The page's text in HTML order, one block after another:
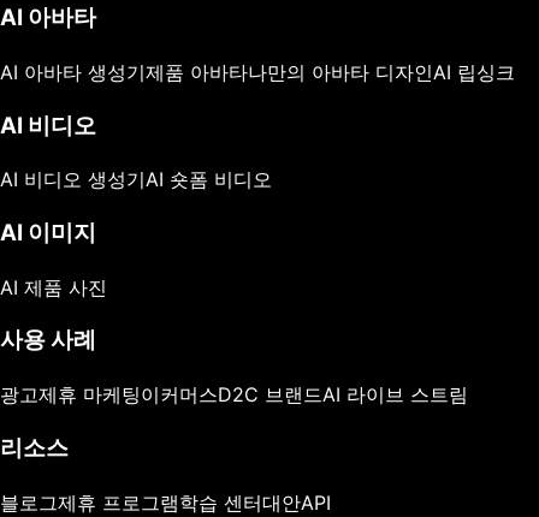
AI 아바타
AI 아바타 생성기제품 아바타나만의 아바타 디자인AI 립싱크
AI 비디오
AI 비디오 생성기AI 숏폼 비디오
AI 이미지
AI 제품 사진
사용 사례
광고제휴 마케팅이커머스D2C 브랜드AI 라이브 스트림
리소스
블로그제휴 프로그램학습 센터대안API